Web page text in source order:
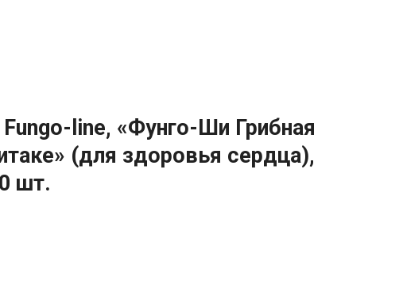
line, «Фунго-Ши Грибная
(для здоровья сердца),
шт.